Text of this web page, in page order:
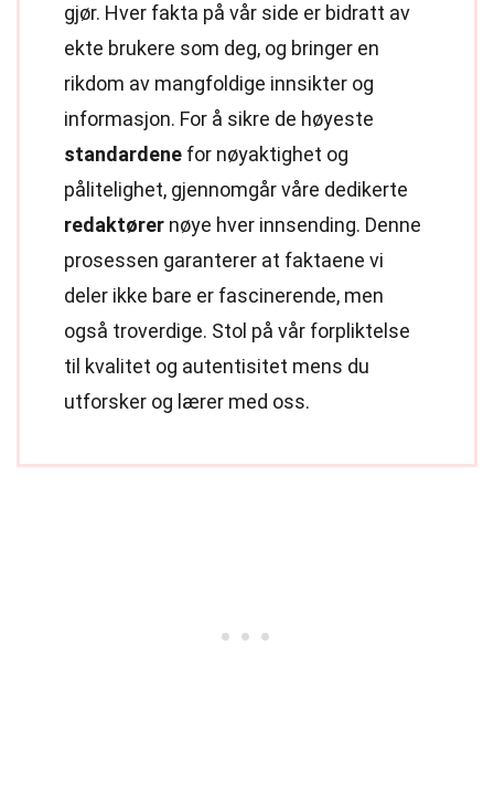
gjør. Hver fakta på vår side er bidratt av
ekte brukere som deg, og bringer en
rikdom av mangfoldige innsikter og
informasjon. For å sikre de høyeste
standardene for nøyaktighet og
pålitelighet, gjennomgår våre dedikerte
redaktører nøye hver innsending. Denne
prosessen garanterer at faktaene vi
deler ikke bare er fascinerende, men
også troverdige. Stol på vår forpliktelse
til kvalitet og autentisitet mens du
utforsker og lærer med oss.